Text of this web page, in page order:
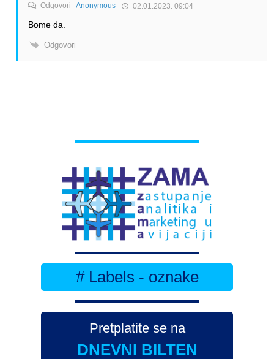
Odgovori Anonymous 02.01.2023. 09:04
Bome da.
Odgovori
# Labels - oznake
Pretplatite se na
DNEVNI BILTEN